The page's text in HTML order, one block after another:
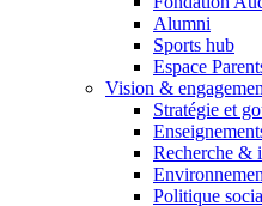
Alumni
Sports hub
Espace
Vision &
Stratégie et
Recherche &
Politique